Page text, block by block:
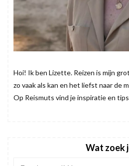
Hoi! Ik ben Lizette. Reizen is mijn
zo vaak als kan en het liefst naar de
Op Reismuts vind je inspiratie en
Wat zoek